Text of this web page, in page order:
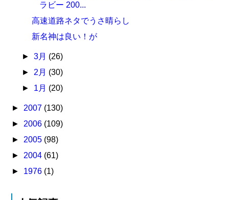
ラビー 200...
高速道路ネタでうさ晴らし
新名神は良い！が
► 3月 (26)
► 2月 (30)
► 1月 (20)
► 2007 (130)
► 2006 (109)
► 2005 (98)
► 2004 (61)
► 1976 (1)